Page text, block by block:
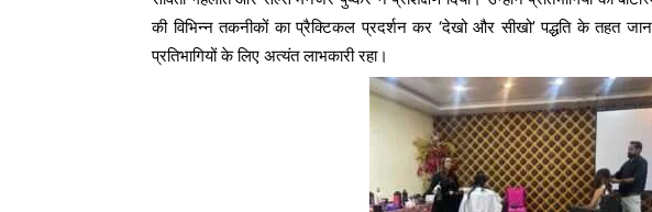
की विभिन्न तकनीकों का प्रैक्टिकल प्रदर्शन कर ‘देखो और सीखो’ पद्धति के तहत
प्रतिभागियों के लिए अत्यंत लाभकारी रहा।